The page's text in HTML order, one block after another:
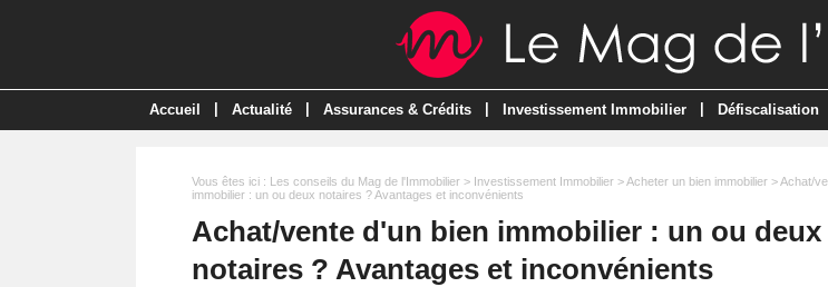
Accueil Actualité Assurances & Crédits Investissement Immobilier Défiscalisation
Vous êtes ici : Les conseils du Mag de l'Immobilier > Investissement Immobilier >Acheter un bien immobilier > Achat/
immobilier : un ou deux notaires ? Avantages et inconvénients
Achat/vente d'un bien immobilier : un ou deux
notaires ? Avantages et inconvénients